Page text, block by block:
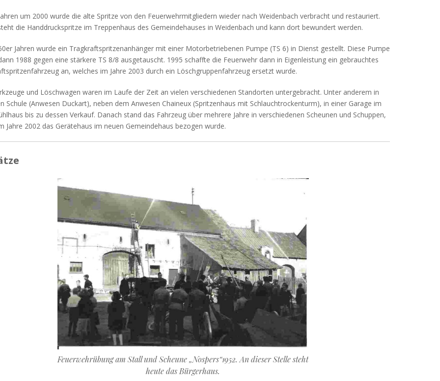
um 2000 wurde die alte Spritze von den Feuerwehrmitgliedern wieder nach Weidenbach verbracht und restauriert.
die Handdruckspritze im Treppenhaus des Gemeindehauses in Weidenbach und kann dort bewundert werden.
Jahren wurde ein Tragkraftspritzenanhänger mit einer Motorbetriebenen Pumpe (TS 6) in Dienst gestellt. Diese Pumpe
1988 gegen eine stärkere TS 8/8 ausgetauscht. 1995 schaffte die Feuerwehr dann in Eigenleistung ein gebrauchtes
an, welches im Jahre 2003 durch ein Löschgruppenfahrzeug ersetzt wurde.
und Löschwagen waren im Laufe der Zeit an vielen verschiedenen Standorten untergebracht. Unter anderem in
Schule (Anwesen Duckart), neben dem Anwesen Chaineux (Spritzenhaus mit Schlauchtrockenturm), in einer Garage im
bis zu dessen Verkauf. Danach stand das Fahrzeug über mehrere Jahre in verschiedenen Scheunen und Schuppen,
Jahre 2002 das Gerätehaus im neuen Gemeindehaus bezogen wurde.
Feuerwehrübung am Stall und Scheune „Nospers“1952. An dieser Stelle steht
heute das Bürgerhaus.